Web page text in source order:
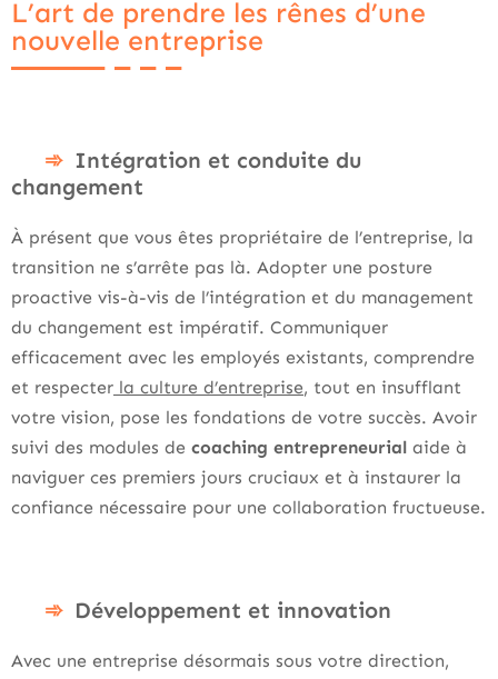
L’art de prendre les rênes d’une
nouvelle entreprise
Intégration et conduite du
changement
À présent que vous êtes propriétaire de l’entreprise, la
transition ne s’arrête pas là. Adopter une posture
proactive vis-à-vis de l’intégration et du management
du changement est impératif. Communiquer
efficacement avec les employés existants, comprendre
et respecter la culture d’entreprise, tout en insufflant
votre vision, pose les fondations de votre succès. Avoir
suivi des modules de coaching entrepreneurial aide à
naviguer ces premiers jours cruciaux et à instaurer la
confiance nécessaire pour une collaboration fructueuse.
Développement et innovation
Avec une entreprise désormais sous votre direction,